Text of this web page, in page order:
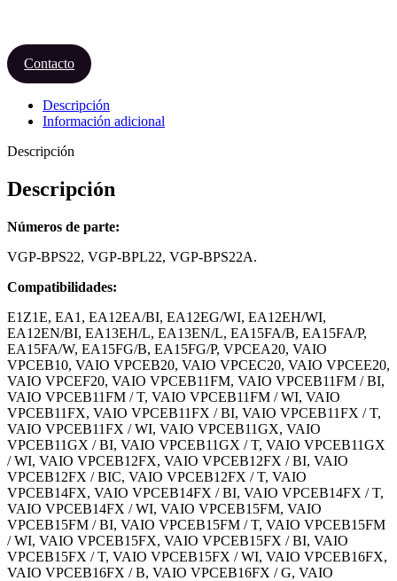
Contacto
Descripción
Información adicional
Descripción
Descripción
Números de parte:
VGP-BPS22, VGP-BPL22, VGP-BPS22A.
Compatibilidades:
E1Z1E, EA1, EA12EA/BI, EA12EG/WI, EA12EH/WI,
EA12EN/BI, EA13EH/L, EA13EN/L, EA15FA/B, EA15FA/P,
EA15FA/W, EA15FG/B, EA15FG/P, VPCEA20, VAIO
VPCEB10, VAIO VPCEB20, VAIO VPCEC20, VAIO VPCEE20,
VAIO VPCEF20, VAIO VPCEB11FM, VAIO VPCEB11FM / BI,
VAIO VPCEB11FM / T, VAIO VPCEB11FM / WI, VAIO
VPCEB11FX, VAIO VPCEB11FX / BI, VAIO VPCEB11FX / T,
VAIO VPCEB11FX / WI, VAIO VPCEB11GX, VAIO
VPCEB11GX / BI, VAIO VPCEB11GX / T, VAIO VPCEB11GX
/ WI, VAIO VPCEB12FX, VAIO VPCEB12FX / BI, VAIO
VPCEB12FX / BIC, VAIO VPCEB12FX / T, VAIO
VPCEB14FX, VAIO VPCEB14FX / BI, VAIO VPCEB14FX / T,
VAIO VPCEB14FX / WI, VAIO VPCEB15FM, VAIO
VPCEB15FM / BI, VAIO VPCEB15FM / T, VAIO VPCEB15FM
/ WI, VAIO VPCEB15FX, VAIO VPCEB15FX / BI, VAIO
VPCEB15FX / T, VAIO VPCEB15FX / WI, VAIO VPCEB16FX,
VAIO VPCEB16FX / B, VAIO VPCEB16FX / G, VAIO